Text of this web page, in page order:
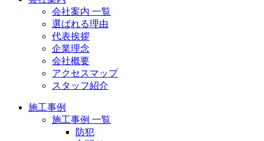
会社案内 一覧
選ばれる理由
代表挨拶
企業理念
会社概要
アクセスマップ
スタッフ紹介
施工事例
施工事例 一覧
防犯